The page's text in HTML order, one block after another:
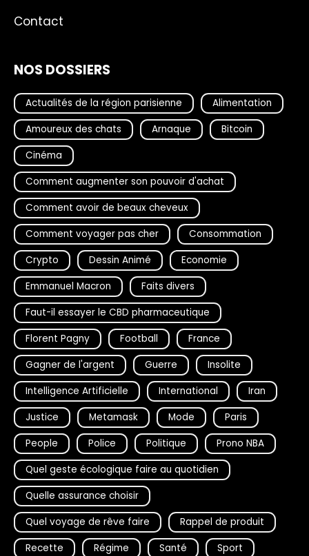
Contact
NOS DOSSIERS
Actualités de la région parisienne
Alimentation
Amoureux des chats
Arnaque
Bitcoin
Cinéma
Comment augmenter son pouvoir d'achat
Comment avoir de beaux cheveux
Comment voyager pas cher
Consommation
Crypto
Dessin Animé
Economie
Emmanuel Macron
Faits divers
Faut-il essayer le CBD pharmaceutique
Florent Pagny
Football
France
Gagner de l'argent
Guerre
Insolite
Intelligence Artificielle
International
Iran
Justice
Metamask Mode
Paris
People
Police Politique
Prono NBA
Quel geste écologique faire au quotidien
Quelle assurance choisir
Quel voyage de rêve faire
Rappel de produit
Recette
Régime Santé Sport